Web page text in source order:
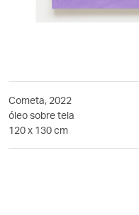
Cometa, 2022
óleo sobre tela
120 x 130 cm